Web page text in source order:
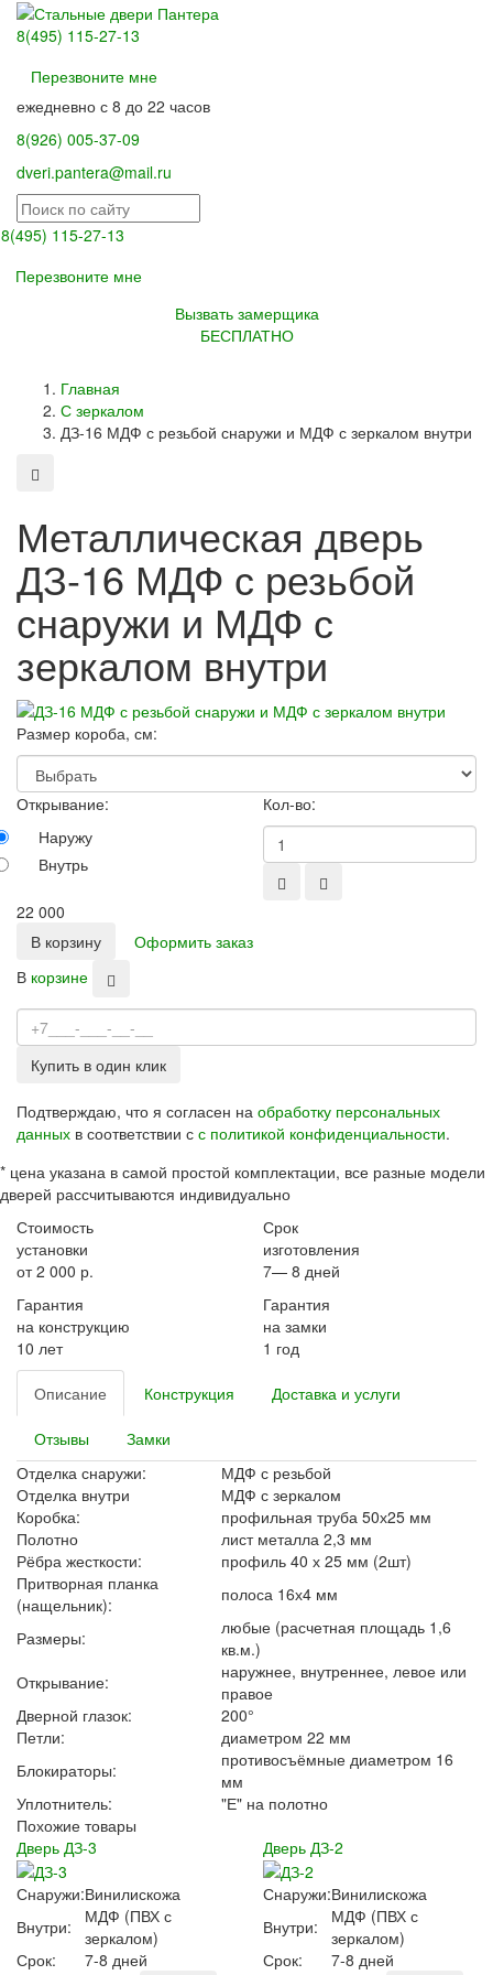
8(495) 115-27-13
Перезвоните мне
ежедневно с 8 до 22 часов
8(926) 005-37-09
dveri.pantera@mail.ru
8(495) 115-27-13
Перезвоните мне
Вызвать замерщика
БЕСПЛАТНО
Главная
С зеркалом
ДЗ-16 МДФ с резьбой снаружи и МДФ с зеркалом внутри
Металлическая дверь
ДЗ-16 МДФ с резьбой
снаружи и МДФ с
зеркалом внутри
Размер короба, см:
Открывание:
Наружу
Внутрь
Кол-во:
22 000
В корзину
Оформить заказ
В корзине
Купить в один клик
Подтверждаю, что я согласен на обработку персональных
данных в соответствии с с политикой конфиденциальности.
* цена указана в самой простой комплектации, все разные модели
дверей рассчитываются индивидуально
Стоимость
установки
от 2 000 р.
Срок
изготовления
7— 8 дней
Гарантия
на конструкцию
10 лет
Гарантия
на замки
1 год
Описание Конструкция Доставка и услуги
Отзывы
Замки
Отделка снаружи:
МДФ с резьбой
Отделка внутри
МДФ с зеркалом
Коробка:
профильная труба 50х25 мм
Полотно
лист металла 2,3 мм
Рёбра жесткости:
профиль 40 х 25 мм (2шт)
Притворная планка
(нащельник):
полоса 16х4 мм
Размеры:
любые (расчетная площадь 1,6
кв.м.)
Открывание:
наружнее, внутреннее, левое или
правое
Дверной глазок:
200°
Петли:
диаметром 22 мм
Блокираторы:
противосъёмные диаметром 16
мм
Уплотнитель:
"Е" на полотно
Похожие товары
Дверь ДЗ-3
Снаружи:Винилискожа
Внутри:
МДФ (ПВХ с
зеркалом)
Срок:
7-8 дней
Дверь ДЗ-2
Снаружи:Винилискожа
Внутри:
МДФ (ПВХ с
зеркалом)
Срок:
7-8 дней